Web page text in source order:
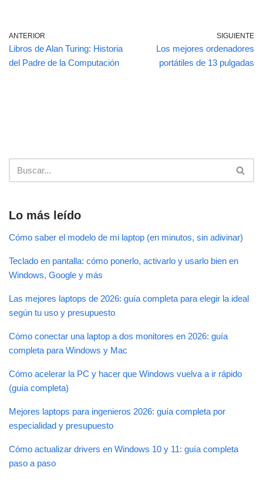
ANTERIOR
Libros de Alan Turing: Historia
del Padre de la Computación
SIGUIENTE
Los mejores ordenadores
portátiles de 13 pulgadas
Lo más leído
Cómo saber el modelo de mi laptop (en minutos, sin adivinar)
Teclado en pantalla: cómo ponerlo, activarlo y usarlo bien en
Windows, Google y más
Las mejores laptops de 2026: guía completa para elegir la ideal
según tu uso y presupuesto
Cómo conectar una laptop a dos monitores en 2026: guía
completa para Windows y Mac
Cómo acelerar la PC y hacer que Windows vuelva a ir rápido
(guía completa)
Mejores laptops para ingenieros 2026: guía completa por
especialidad y presupuesto
Cómo actualizar drivers en Windows 10 y 11: guía completa
paso a paso